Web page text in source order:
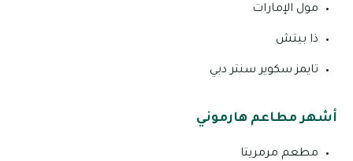
مول الإمارات
ذا بيتش
تايمز سكوير سنتر دبي
أشهر مطاعم هارموني
مطعم مرمريتا